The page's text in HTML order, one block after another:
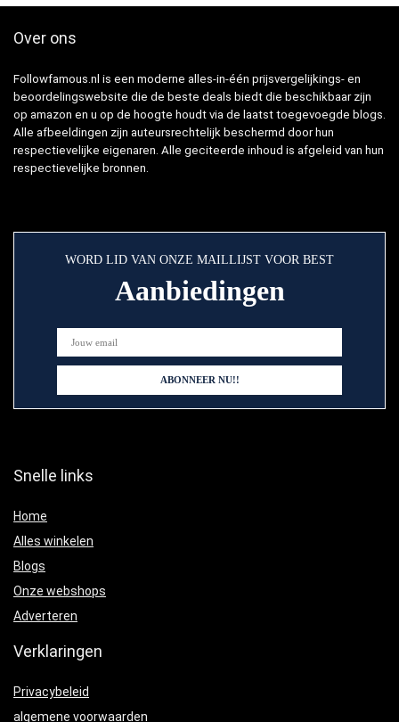
Over ons
Followfamous.nl is een moderne alles-in-één prijsvergelijkings- en
beoordelingswebsite die de beste deals biedt die beschikbaar zijn
op amazon en u op de hoogte houdt via de laatst toegevoegde blogs.
Alle afbeeldingen zijn auteursrechtelijk beschermd door hun
respectievelijke eigenaren. Alle geciteerde inhoud is afgeleid van hun
respectievelijke bronnen.
WORD LID VAN ONZE MAILLIJST VOOR BEST
Aanbiedingen
Snelle links
Home
Alles winkelen
Blogs
Onze webshops
Adverteren
Verklaringen
Privacybeleid
algemene voorwaarden